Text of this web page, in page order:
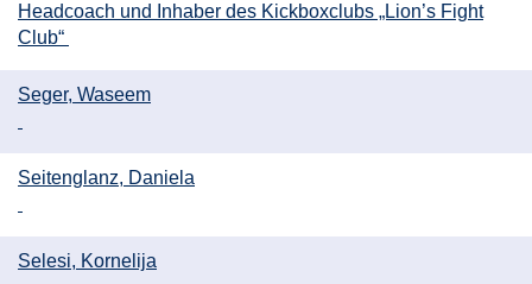
Headcoach und Inhaber des Kickboxclubs „Lion’s Fight
Club“
Seger, Waseem
Seitenglanz, Daniela
Selesi, Kornelija